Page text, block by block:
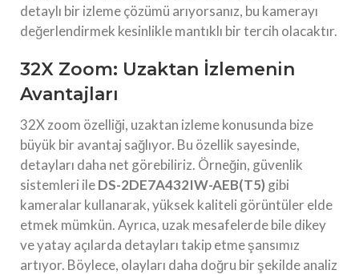
detaylı bir izleme çözümü arıyorsanız, bu kamerayı
değerlendirmek kesinlikle mantıklı bir tercih olacaktır.
32X Zoom: Uzaktan İzlemenin
Avantajları
32X zoom özelliği, uzaktan izleme konusunda bize
büyük bir avantaj sağlıyor. Bu özellik sayesinde,
detayları daha net görebiliriz. Örneğin, güvenlik
sistemleri ileDS-2DE7A432IW-AEB(T5) gibi
kameralar kullanarak, yüksek kaliteli görüntüler elde
etmek mümkün. Ayrıca, uzak mesafelerde bile dikey
ve yatay açılarda detayları takip etme şansımız
artıyor. Böylece, olayları daha doğru bir şekilde analiz